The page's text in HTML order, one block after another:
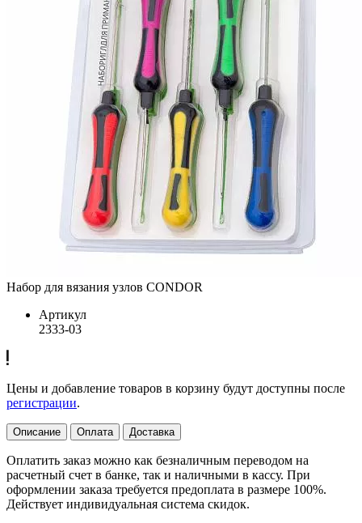
Набор для вязания узлов CONDOR
Артикул
2333-03
Цены и добавление товаров в корзину будут доступны после
регистрации.
Описание Оплата Доставка
Оплатить заказ можно как безналичным переводом на
расчетный счет в банке, так и наличными в кассу. При
оформлении заказа требуется предоплата в размере 100%.
Действует индивидуальная система скидок.